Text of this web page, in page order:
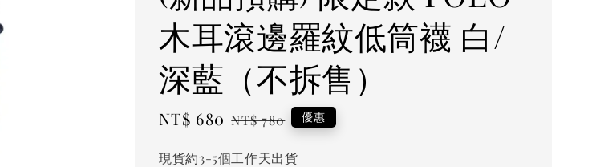
木耳滾邊羅紋低筒襪 白/
深藍（不拆售）
Sale
NT$ 680 Regular
NT$ 780 優惠
現貨約3-5個工作天出貨